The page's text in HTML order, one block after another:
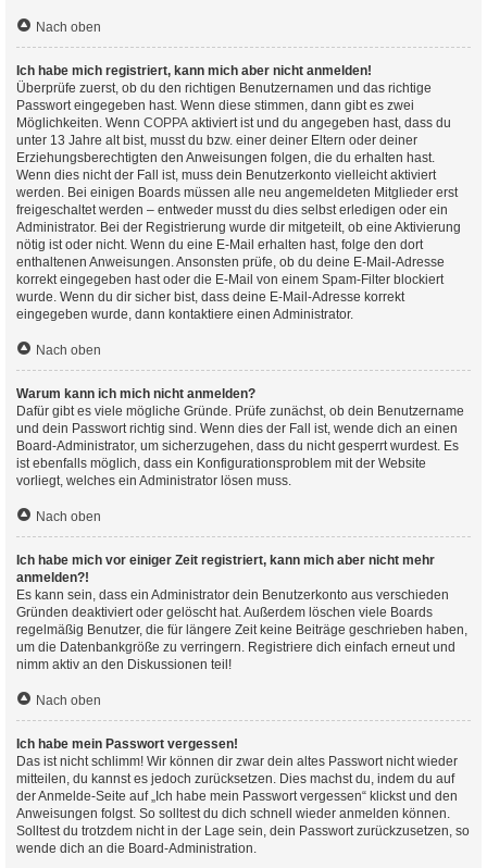
Nach oben
Ich habe mich registriert, kann mich aber nicht anmelden!
Überprüfe zuerst, ob du den richtigen Benutzernamen und das richtige
Passwort eingegeben hast. Wenn diese stimmen, dann gibt es zwei
Möglichkeiten. Wenn COPPA aktiviert ist und du angegeben hast, dass du
unter 13 Jahre alt bist, musst du bzw. einer deiner Eltern oder deiner
Erziehungsberechtigten den Anweisungen folgen, die du erhalten hast.
Wenn dies nicht der Fall ist, muss dein Benutzerkonto vielleicht aktiviert
werden. Bei einigen Boards müssen alle neu angemeldeten Mitglieder erst
freigeschaltet werden – entweder musst du dies selbst erledigen oder ein
Administrator. Bei der Registrierung wurde dir mitgeteilt, ob eine Aktivierung
nötig ist oder nicht. Wenn du eine E-Mail erhalten hast, folge den dort
enthaltenen Anweisungen. Ansonsten prüfe, ob du deine E-Mail-Adresse
korrekt eingegeben hast oder die E-Mail von einem Spam-Filter blockiert
wurde. Wenn du dir sicher bist, dass deine E-Mail-Adresse korrekt
eingegeben wurde, dann kontaktiere einen Administrator.
Nach oben
Warum kann ich mich nicht anmelden?
Dafür gibt es viele mögliche Gründe. Prüfe zunächst, ob dein Benutzername
und dein Passwort richtig sind. Wenn dies der Fall ist, wende dich an einen
Board-Administrator, um sicherzugehen, dass du nicht gesperrt wurdest. Es
ist ebenfalls möglich, dass ein Konfigurationsproblem mit der Website
vorliegt, welches ein Administrator lösen muss.
Nach oben
Ich habe mich vor einiger Zeit registriert, kann mich aber nicht mehr
anmelden?!
Es kann sein, dass ein Administrator dein Benutzerkonto aus verschieden
Gründen deaktiviert oder gelöscht hat. Außerdem löschen viele Boards
regelmäßig Benutzer, die für längere Zeit keine Beiträge geschrieben haben,
um die Datenbankgröße zu verringern. Registriere dich einfach erneut und
nimm aktiv an den Diskussionen teil!
Nach oben
Ich habe mein Passwort vergessen!
Das ist nicht schlimm! Wir können dir zwar dein altes Passwort nicht wieder
mitteilen, du kannst es jedoch zurücksetzen. Dies machst du, indem du auf
der Anmelde-Seite auf „Ich habe mein Passwort vergessen“ klickst und den
Anweisungen folgst. So solltest du dich schnell wieder anmelden können.
Solltest du trotzdem nicht in der Lage sein, dein Passwort zurückzusetzen, so
wende dich an die Board-Administration.